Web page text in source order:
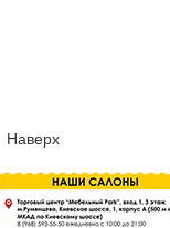
Наверх